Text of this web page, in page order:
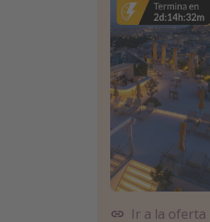
Ir a la oferta